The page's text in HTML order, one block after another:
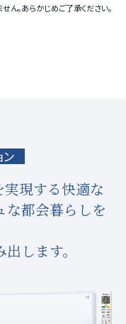
。あらかじめご了承ください。
ン
現する快適な
な都会暮らしを
します。